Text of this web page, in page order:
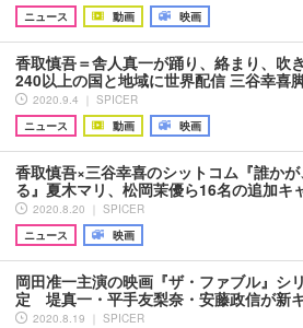
ニュース
動画 映画
香取慎吾＝舎人真一が踊り、絡まり、吹
240以上の国と地域に世界配信 三谷幸喜
2020.9.4 ｜ SPICER
ニュース
動画 映画
香取慎吾×三谷幸喜のシットコム『誰か
る』夏木マリ、松岡茉優ら16名の追加
2020.8.20 ｜ SPICER
ニュース
映画
岡田准一主演の映画『ザ・ファブル』シ
定 堤真一・平手友梨奈・安藤政信が新
2020.8.19 ｜ SPICER